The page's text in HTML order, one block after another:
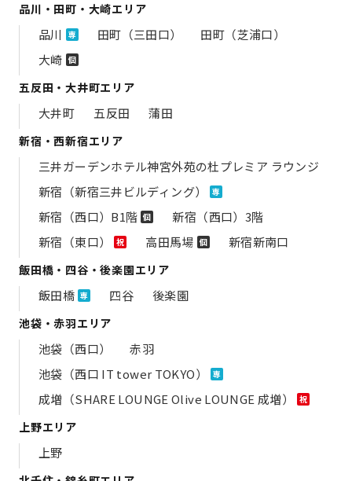
品川・田町・大崎エリア
品川 専 田町（三田口）
田町（芝浦口）
大崎 個
五反田・大井町エリア
大井町 五反田 蒲田
新宿・西新宿エリア
三井ガーデンホテル神宮外苑の​杜プレミア ラウンジ
新宿（新宿三井ビルディング）
専
新宿（西口）B1階 個
新宿（西口）3階
新宿（東口）
祝 高田馬場 個 新宿新南口
飯田橋・四谷・後楽園エリア
飯田橋 専 四谷 後楽園
池袋・赤羽エリア
池袋（西口）
赤羽
池袋（西口 IT tower TOKYO）
専
成増（SHARE LOUNGE Olive LOUNGE 成増） 祝
上野エリア
上野